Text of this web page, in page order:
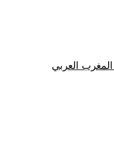
المغرب العربي